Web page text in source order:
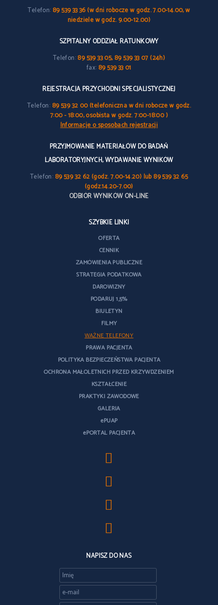
Telefon: 89 539 33 36 (w dni robocze w godz. 7.00-14.00, w
niedziele w godz. 9.00-12.00)
SZPITALNY ODDZIAŁ RATUNKOWY
Telefon:89 539 33 05, 89 539 33 07 (24h)
fax: 89 539 33 01
REJESTRACJA PRZYCHODNI SPECJALISTYCZNEJ
Telefon: 89 539 32 00 (telefoniczna w dni robocze w godz.
7:00 - 18:00, osobista w godz. 7:00-18:00 )
Informacje o sposobach rejestracji
PRZYJMOWANIE MATERIAŁÓW DO BADAŃ
LABORATORYJNYCH, WYDAWANIE WYNIKÓW
Telefon: 89 539 32 62 (godz. 7.00-14.20) lub 89 539 32 65
(godz.14.20-7.00)
ODBIÓR WYNIKÓW ON-LINE
SZYBKIE LINKI
OFERTA
CENNIK
ZAMÓWIENIA PUBLICZNE
STRATEGIA PODATKOWA
DAROWIZNY
PODARUJ 1,5%
BIULETYN
FILMY
WAŻNE TELEFONY
PRAWA PACJENTA
POLITYKA BEZPIECZEŃSTWA PACJENTA
OCHRONA MAŁOLETNICH PRZED KRZYWDZENIEM
KSZTAŁCENIE
PRAKTYKI ZAWODOWE
GALERIA
ePUAP
ePORTAL PACJENTA
NAPISZ DO NAS